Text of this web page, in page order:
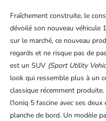
Fraîchement construite, le
dévoilé son nouveau véhicule
sur le marché, ce nouveau
regards et ne risque pas de
est un SUV (Sport Utility
look qui ressemble plus à un
classique récemment produite.
l’Ioniq 5 fascine avec ses
planche de bord. Un modèle